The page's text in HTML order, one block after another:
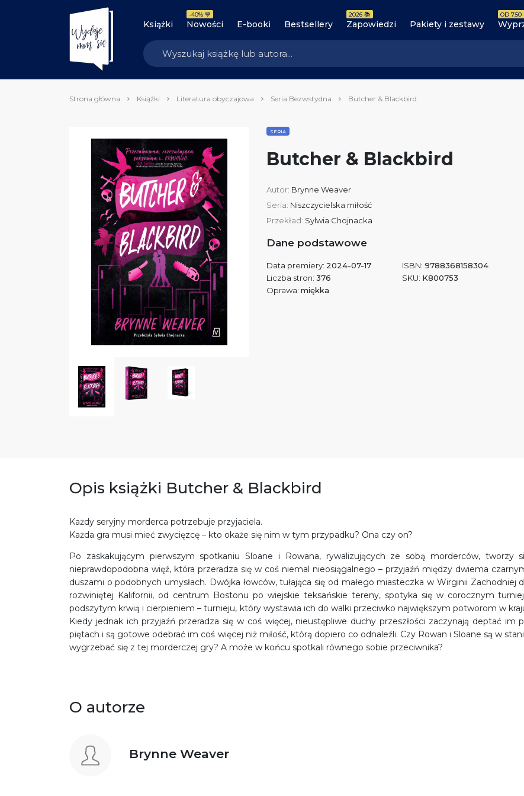
Książki Nowości
-40% 💙
E-booki Bestsellery Zapowiedzi
2026 📚
Pakiety i zestawy
OD 7.50
Strona główna Książki Literatura obyczajowa Seria Bezwstydna Butcher & Blackbird
SERIA
Butcher & Blackbird
Autor: Brynne Weaver
Seria: Niszczycielska miłość
Przekład: Sylwia Chojnacka
Dane podstawowe
Data premiery: 2024-07-17
Liczba stron: 376
Oprawa: miękka
ISBN: 9788368158304
SKU: K800753
Opis książki Butcher & Blackbird
Każdy seryjny morderca potrzebuje przyjaciela.
Każda gra musi mieć zwycięzcę – kto okaże się nim w tym przypadku? Ona czy on?
Po zaskakującym pierwszym spotkaniu Sloane i Rowana, rywalizujących ze sobą morderców, tworzy
nieprawdopodobna więź, która przeradza się w coś niemal nieosiągalnego – przyjaźń między dwiema
duszami o podobnych umysłach. Dwójka łowców, tułająca się od małego miasteczka w Wirginii Zachodniej
rozwiniętej Kalifornii, od centrum Bostonu po wiejskie teksańskie tereny, spotyka się w corocznym
podszytym krwią i cierpieniem – turnieju, który wystawia ich do walki przeciwko największym potworom w
Kiedy jednak ich przyjaźń przeradza się w coś więcej, nieustępliwe duchy przeszłości zaczynają deptać im
piętach i są gotowe odebrać im coś więcej niż miłość, którą dopiero co odnaleźli. Czy Rowan i Sloane są w
wygrzebać się z tej morderczej gry? A może w końcu spotkali równego sobie przeciwnika?
O autorze
Brynne Weaver